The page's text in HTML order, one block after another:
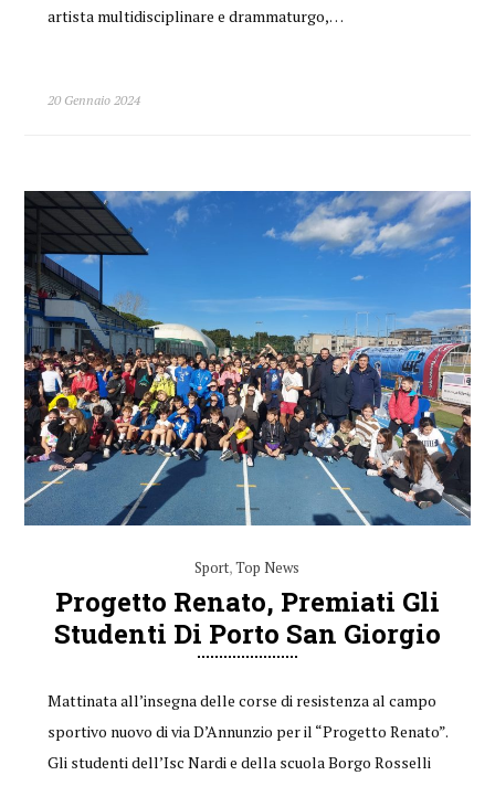
artista multidisciplinare e drammaturgo,…
20 Gennaio 2024
Sport,Top News
Progetto Renato, Premiati Gli
Studenti Di Porto San Giorgio
Mattinata all’insegna delle corse di resistenza al campo
sportivo nuovo di via D’Annunzio per il “Progetto Renato”.
Gli studenti dell’Isc Nardi e della scuola Borgo Rosselli